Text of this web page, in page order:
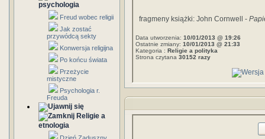
psychologia
Freud wobec religii
Jak zostać
przywódcą sekty
Konwersja religijna
Po końcu świata
Przeżycie
mistyczne
Psychologia r.
Freuda
Religie a
etnologia
fragmeny książki: John Cornwell -
Data utworzenia: 10/01/2013 @ 19:26
Ostatnie zmiany: 10/01/2013 @ 21:33
Kategoria : Religie a polityka
Strona czytana 30152 razy